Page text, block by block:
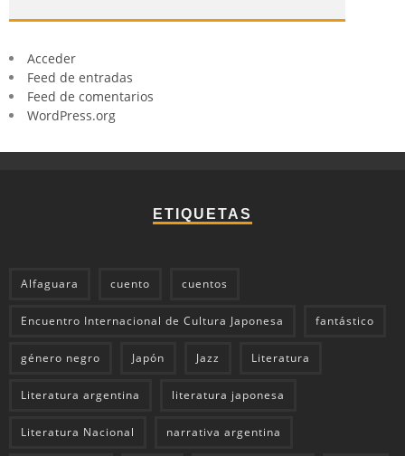
Acceder
Feed de entradas
Feed de comentarios
WordPress.org
ETIQUETAS
Alfaguara cuento cuentos
Encuentro Internacional de Cultura Japonesa fantástico
género negro Japón Jazz Literatura
Literatura argentina literatura japonesa
Literatura Nacional narrativa argentina